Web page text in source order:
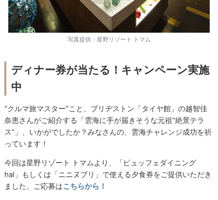
写真提供：星野リゾート トマム
ディナー券が当たる！キャンペーン実施
中
“クルマ旅マスター”こと、ブリヂストン「タイヤ館」の越智佳
奈恵さんがご紹介する「雲海に手が届きそうな元祖“絶景テラ
ス”」、いかがでしたか？みなさんの、雲海チャレンジ成功を祈
っています！
今回は星野リゾート トマムより、「ビュッフェダイニング
hal」もしくは「ニニヌプリ」で使える夕食券をご提供いただき
ました。ご応募はこちらから！